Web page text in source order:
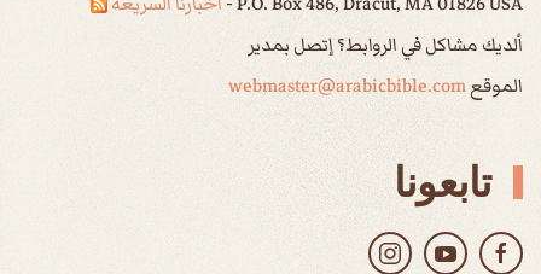
ألديك مشاكل في الروابط؟ إتصل بمدير
الموقعwebmaster@arabicbible.com
تابعونا